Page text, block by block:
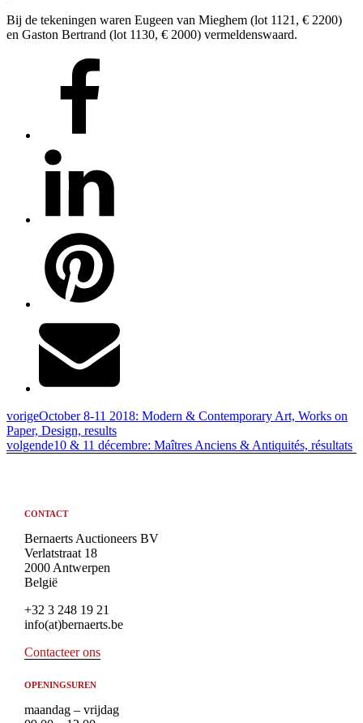
Bij de tekeningen waren Eugeen van Mieghem (lot 1121, € 2200)
en Gaston Bertrand (lot 1130, € 2000) vermeldenswaard.
vorigeOctober 8-11 2018: Modern & Contemporary Art, Works on
Paper, Design, results
volgende10 & 11 décembre: Maîtres Anciens & Antiquités, résultats
CONTACT
Bernaerts Auctioneers BV
Verlatstraat 18
2000 Antwerpen
België
+32 3 248 19 21
info(at)bernaerts.be
Contacteer ons
OPENINGSUREN
maandag – vrijdag